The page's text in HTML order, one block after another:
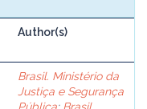
Author(s)
Brasil. Ministério da
Justiça e Segurança